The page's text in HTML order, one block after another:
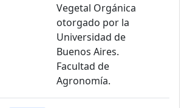
Vegetal Orgánica
otorgado por la
Universidad de
Buenos Aires.
Facultad de
Agronomía.